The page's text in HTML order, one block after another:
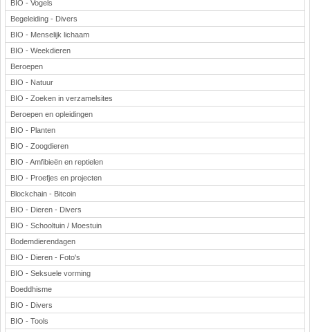
BIO - Vogels
Begeleiding - Divers
BIO - Menselijk lichaam
BIO - Weekdieren
Beroepen
BIO - Natuur
BIO - Zoeken in verzamelsites
Beroepen en opleidingen
BIO - Planten
BIO - Zoogdieren
BIO - Amfibieën en reptielen
BIO - Proefjes en projecten
Blockchain - Bitcoin
BIO - Dieren - Divers
BIO - Schooltuin / Moestuin
Bodemdierendagen
BIO - Dieren - Foto's
BIO - Seksuele vorming
Boeddhisme
BIO - Divers
BIO - Tools